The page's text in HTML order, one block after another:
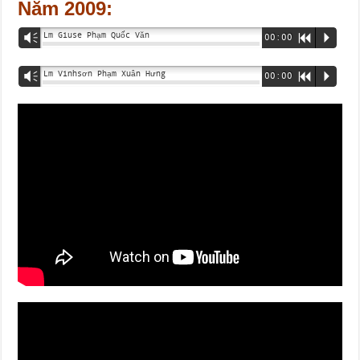
Năm 2009:
Vm Lm Giuse Phạm Quốc Văn 00:00 R P
Vm Lm Vinhsơn Phạm Xuân Hưng 00:00 R P